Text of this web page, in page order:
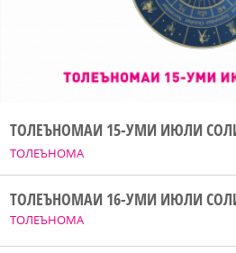
ТОЛЕЪНОМА
ТОЛЕЪНОМАИ 15-УМИ ИЮЛИ
ТОЛЕЪНОМА
ТОЛЕЪНОМАИ 16-УМИ ИЮЛИ